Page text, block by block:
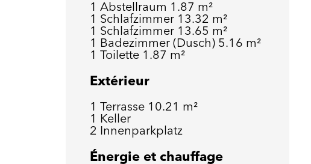
1 Abstellraum 1.87 m²
1 Schlafzimmer 13.32 m²
1 Schlafzimmer 13.65 m²
1 Badezimmer (Dusch) 5.16 m²
1 Toilette 1.87 m²
Extérieur
1 Terrasse 10.21 m²
1 Keller
2 Innenparkplatz
Énergie et chauffage